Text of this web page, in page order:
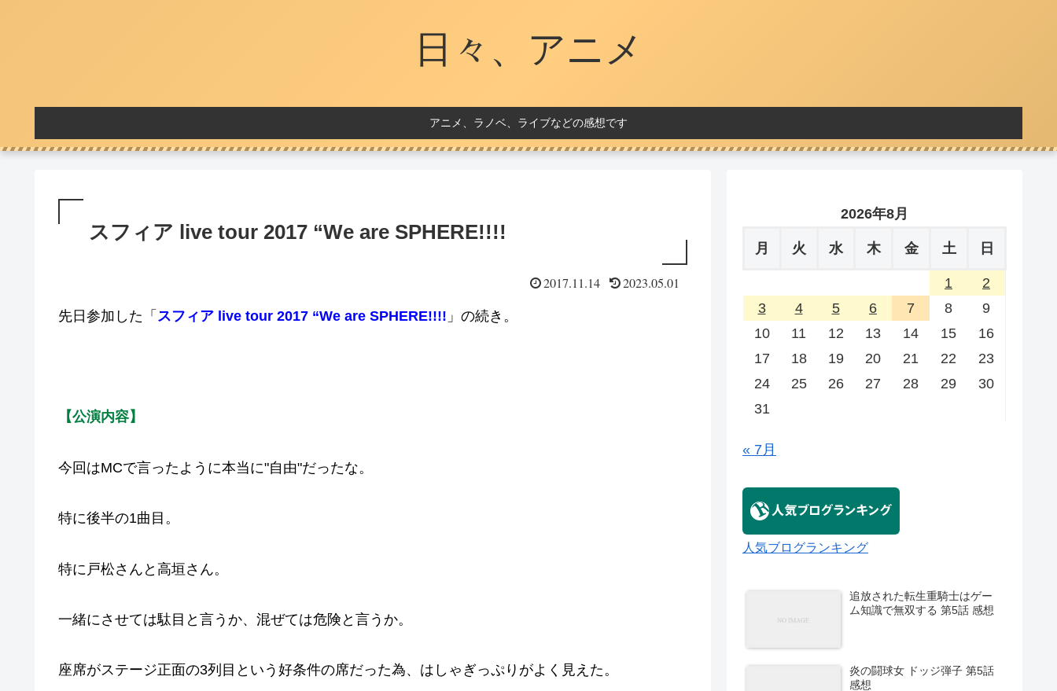
日々、アニメ
アニメ、ラノベ、ライブなどの感想です
スフィア live tour 2017 “We are SPHERE!!!!
2017.11.14 2023.05.01
先日参加した「 スフィア live tour 2017 “We are SPHERE!!!! 」の続き。
【公演内容】
今回はMCで言ったように本当に"自由"だったな。
特に後半の1曲目。
特に戸松さんと高垣さん。
一緒にさせては駄目と言うか、混ぜては危険と言うか。
座席がステージ正面の3列目という好条件の席だった為、はしゃぎっぷりがよく見えた。
2026年8月
月 火 水 木 金 土 日
1
2
3
4 5 6 7 8
9
10
11 12 13 14 15
16
17
18 19 20 21 22
23
24
25 26 27 28 29
30
31
« 7月
人気ブログランキング
追放された転生重騎士はゲー
ム知識で無双する 第5話 感想
炎の闘球女 ドッジ弾子 第5話
感想